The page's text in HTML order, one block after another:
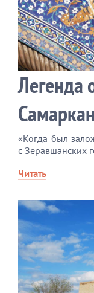
Легенда
«Когда был
с Зеравшанских
Читать